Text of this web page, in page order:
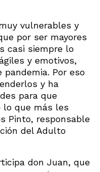
vulnerables y
por ser mayores
casi siempre lo
y emotivos,
Por eso
y ha
para que
lo que más les
Pinto, responsable
del Adulto
don Juan, que